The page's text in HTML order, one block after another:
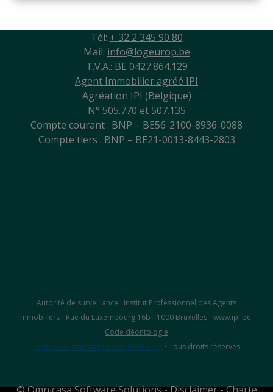
Tél: + 32 2 345 90 80
Mail: info@logeurop.be
T.V.A.: BE 0427.864.129
Agent Immobilier agréé IPI
Agréation IPI (Belgique)
N° 505.770 et 507.135
Compte courant : BNP – BE56-2100-8936-0088
Compte tiers : BNP – BE21-0013-8443-2803
Autorité de surveillance : Institut Professionnel des Agents
Immobiliers - Rue du Luxembourg 16b - 1000 Bruxelles - www.ipi.be -
Code déontologie
Logiciel de transactions immobilières • Tous droits réservés